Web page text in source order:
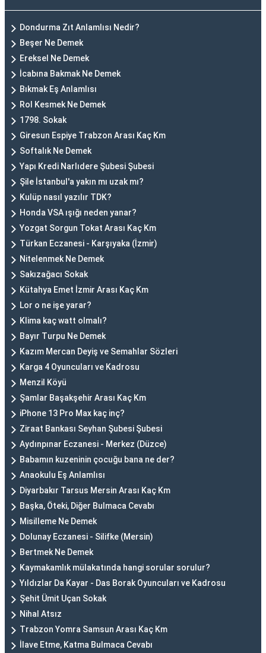
Dondurma Zıt Anlamlısı Nedir?
Beşer Ne Demek
Ereksel Ne Demek
İcabına Bakmak Ne Demek
Bıkmak Eş Anlamlısı
Rol Kesmek Ne Demek
1798. Sokak
Giresun Espiye Trabzon Arası Kaç Km
Softalık Ne Demek
Yapı Kredi Narlıdere Şubesi Şubesi
Şile İstanbul'a yakın mı uzak mı?
Kulüp nasıl yazılır TDK?
Honda VSA ışığı neden yanar?
Yozgat Sorgun Tokat Arası Kaç Km
Türkan Eczanesi - Karşıyaka (İzmir)
Nitelenmek Ne Demek
Sakızağacı Sokak
Kütahya Emet İzmir Arası Kaç Km
Lor o ne işe yarar?
Klima kaç watt olmalı?
Bayır Turpu Ne Demek
Kazım Mercan Deyiş ve Semahlar Sözleri
Karga 4 Oyuncuları ve Kadrosu
Menzil Köyü
Şamlar Başakşehir Arası Kaç Km
iPhone 13 Pro Max kaç inç?
Ziraat Bankası Seyhan Şubesi Şubesi
Aydınpınar Eczanesi - Merkez (Düzce)
Babamın kuzeninin çocuğu bana ne der?
Anaokulu Eş Anlamlısı
Diyarbakır Tarsus Mersin Arası Kaç Km
Başka, Öteki, Diğer Bulmaca Cevabı
Misilleme Ne Demek
Dolunay Eczanesi - Silifke (Mersin)
Bertmek Ne Demek
Kaymakamlık mülakatında hangi sorular sorulur?
Yıldızlar Da Kayar - Das Borak Oyuncuları ve Kadrosu
Şehit Ümit Uçan Sokak
Nihal Atsız
Trabzon Yomra Samsun Arası Kaç Km
İlave Etme, Katma Bulmaca Cevabı